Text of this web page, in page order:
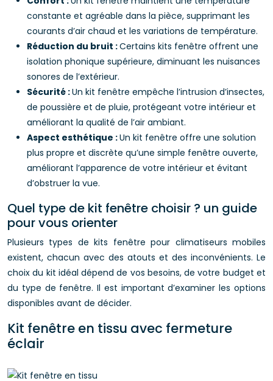
constante et agréable dans la pièce, supprimant les
courants d’air chaud et les variations de température.
Réduction du bruit :Certains kits fenêtre offrent une
isolation phonique supérieure, diminuant les nuisances
sonores de l’extérieur.
Sécurité :Un kit fenêtre empêche l’intrusion d’insectes,
de poussière et de pluie, protégeant votre intérieur et
améliorant la qualité de l’air ambiant.
Aspect esthétique :Un kit fenêtre offre une solution
plus propre et discrète qu’une simple fenêtre ouverte,
améliorant l’apparence de votre intérieur et évitant
d’obstruer la vue.
Quel type de kit fenêtre choisir ? un guide
pour vous orienter
Plusieurs types de kits fenêtre pour climatiseurs mobiles
existent, chacun avec des atouts et des inconvénients. Le
choix du kit idéal dépend de vos besoins, de votre budget et
du type de fenêtre. Il est important d’examiner les options
disponibles avant de décider.
Kit fenêtre en tissu avec fermeture
éclair